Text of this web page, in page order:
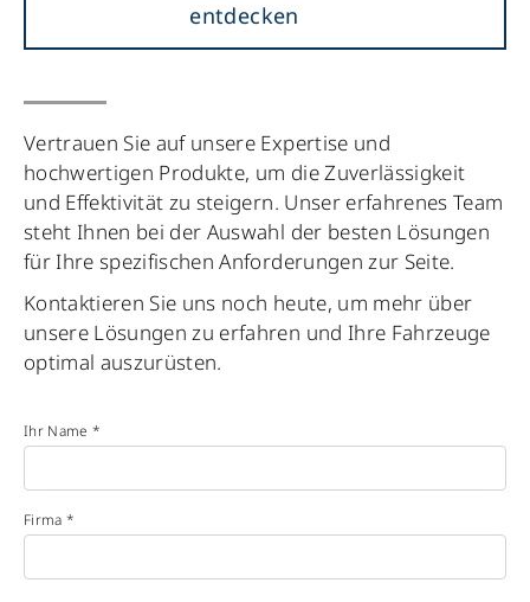
entdecken
Vertrauen Sie auf unsere Expertise und
hochwertigen Produkte, um die Zuverlässigkeit
und Effektivität zu steigern. Unser erfahrenes Team
steht Ihnen bei der Auswahl der besten Lösungen
für Ihre spezifischen Anforderungen zur Seite.
Kontaktieren Sie uns noch heute, um mehr über
unsere Lösungen zu erfahren und Ihre Fahrzeuge
optimal auszurüsten.
Ihr Name *
Firma *